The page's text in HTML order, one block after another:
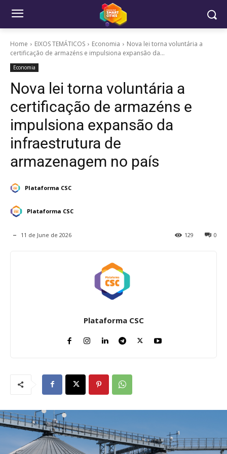
Home EIXOS TEMÁTICOS Economia
Nova lei torna voluntária a
certificação de armazéns e impulsiona expansão da...
Economia
Nova lei torna voluntária a
certificação de armazéns e
impulsiona expansão da
infraestrutura de
armazenagem no país
Plataforma CSC
Plataforma CSC
11 de June de 2026 0
129
Plataforma CSC